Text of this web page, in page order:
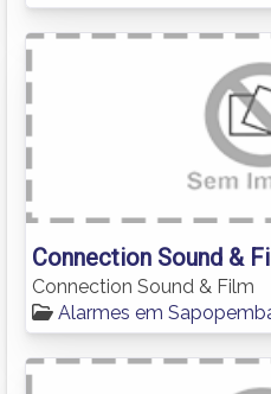
Connection Sound &
Connection Sound & Film
Alarmes em